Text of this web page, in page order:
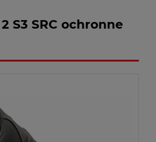
S3 SRC ochronne